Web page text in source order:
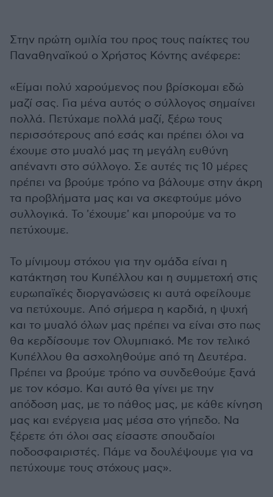
Στην πρώτη ομιλία του προς τους παίκτες του
Παναθηναϊκού ο Χρήστος Κόντης ανέφερε:
«Είμαι πολύ χαρούμενος που βρίσκομαι εδώ
μαζί σας. Για μένα αυτός ο σύλλογος σημαίνει
πολλά. Πετύχαμε πολλά μαζί, ξέρω τους
περισσότερους από εσάς και πρέπει όλοι να
έχουμε στο μυαλό μας τη μεγάλη ευθύνη
απέναντι στο σύλλογο. Σε αυτές τις 10 μέρες
πρέπει να βρούμε τρόπο να βάλουμε στην άκρη
τα προβλήματα μας και να σκεφτούμε μόνο
συλλογικά. Το 'έχουμε' και μπορούμε να το
πετύχουμε.
Το μίνιμουμ στόχου για την ομάδα είναι η
κατάκτηση του Κυπέλλου και η συμμετοχή στις
ευρωπαϊκές διοργανώσεις κι αυτά οφείλουμε
να πετύχουμε. Από σήμερα η καρδιά, η ψυχή
και το μυαλό όλων μας πρέπει να είναι στο πως
θα κερδίσουμε τον Ολυμπιακό. Με τον τελικό
Κυπέλλου θα ασχοληθούμε από τη Δευτέρα.
Πρέπει να βρούμε τρόπο να συνδεθούμε ξανά
με τον κόσμο. Και αυτό θα γίνει με την
απόδοση μας, με το πάθος μας, με κάθε κίνηση
μας και ενέργεια μας μέσα στο γήπεδο. Να
ξέρετε ότι όλοι σας είσαστε σπουδαίοι
ποδοσφαιριστές. Πάμε να δουλέψουμε για να
πετύχουμε τους στόχους μας».